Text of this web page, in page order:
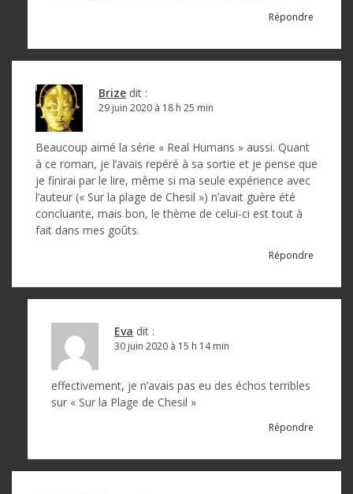
Répondre
Brize dit :
29 juin 2020 à 18 h 25 min
Beaucoup aimé la série « Real Humans » aussi. Quant
à ce roman, je l’avais repéré à sa sortie et je pense que
je finirai par le lire, même si ma seule expérience avec
l’auteur (« Sur la plage de Chesil ») n’avait guère été
concluante, mais bon, le thème de celui-ci est tout à
fait dans mes goûts.
Répondre
Eva dit :
30 juin 2020 à 15 h 14 min
effectivement, je n’avais pas eu des échos terribles
sur « Sur la Plage de Chesil »
Répondre